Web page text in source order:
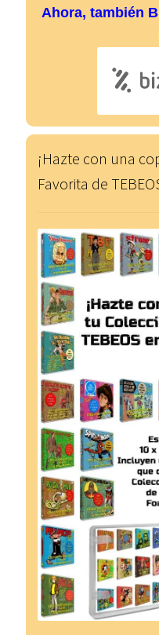
Ahora, también
¡Hazte con una
Favorita de